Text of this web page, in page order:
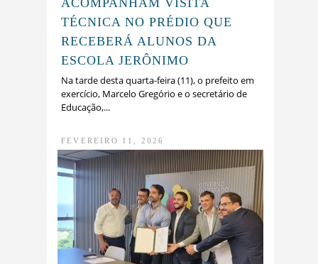
ACOMPANHAM VISITA
TÉCNICA NO PRÉDIO QUE
RECEBERÁ ALUNOS DA
ESCOLA JERÔNIMO
Na tarde desta quarta-feira (11), o prefeito em
exercício, Marcelo Gregório e o secretário de
Educação,...
FEVEREIRO 11, 2026